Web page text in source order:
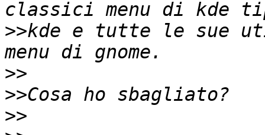
>>kde e tutte le sue
>>
>>
>>